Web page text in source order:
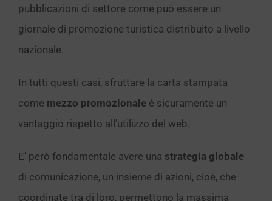
pubblicazioni di settore come può essere un
giornale di promozione turistica distribuito a livello
nazionale.
In tutti questi casi, sfruttare la carta stampata
come mezzo promozionale è sicuramente un
vantaggio rispetto all’utilizzo del web.
E’ però fondamentale avere una strategia globale
di comunicazione, un insieme di azioni, cioè, che
coordinate tra di loro, permettono la massima